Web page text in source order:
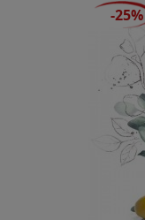
-25%